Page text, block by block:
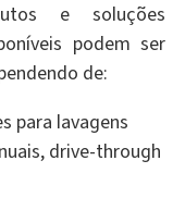
e soluções
podem ser
de:
para lavagens
drive-through